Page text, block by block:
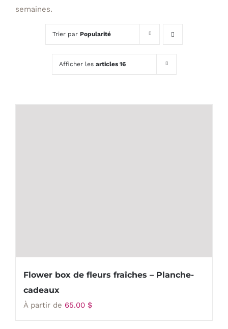
semaines.
Trier par Popularité
Afficher les articles 16
Flower box de fleurs fraîches – Planche-
cadeaux
À partir de 65.00 $